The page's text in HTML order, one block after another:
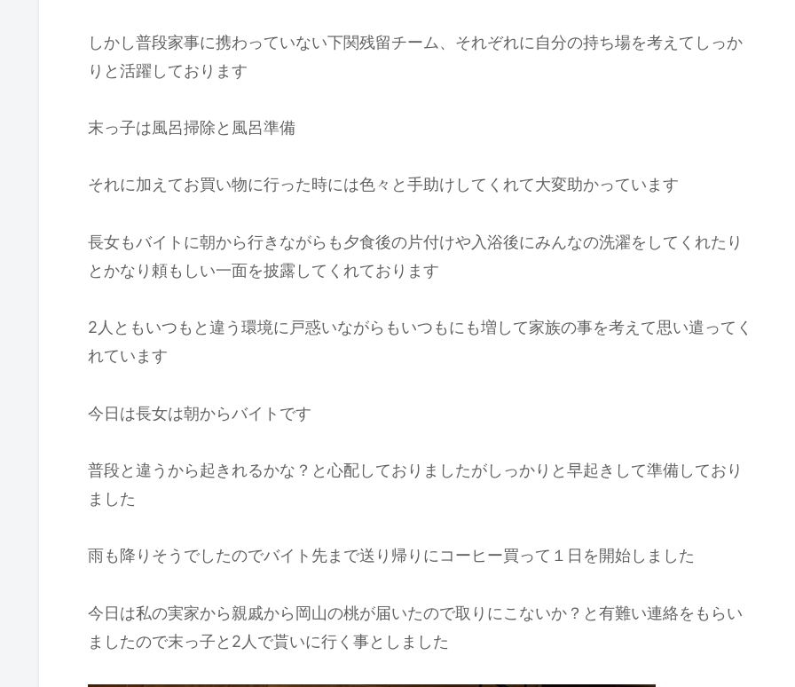
しかし普段家事に携わっていない下関残留チーム、それぞれに自分の持ち場を考えてしっか
りと活躍しております
末っ子は風呂掃除と風呂準備
それに加えてお買い物に行った時には色々と手助けしてくれて大変助かっています
長女もバイトに朝から行きながらも夕食後の片付けや入浴後にみんなの洗濯をしてくれたり
とかなり頼もしい一面を披露してくれております
2人ともいつもと違う環境に戸惑いながらもいつもにも増して家族の事を考えて思い遣ってく
れています
今日は長女は朝からバイトです
普段と違うから起きれるかな？と心配しておりましたがしっかりと早起きして準備しており
ました
雨も降りそうでしたのでバイト先まで送り帰りにコーヒー買って１日を開始しました
今日は私の実家から親戚から岡山の桃が届いたので取りにこないか？と有難い連絡をもらい
ましたので末っ子と2人で貰いに行く事としました